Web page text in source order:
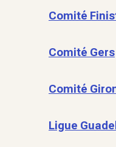
Comité
Comité Gers
Comité
Ligue